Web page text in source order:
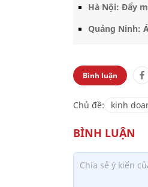
Hà Nội: Đẩy
Quảng Ninh:
Bình luận
Chủ đề: kinh